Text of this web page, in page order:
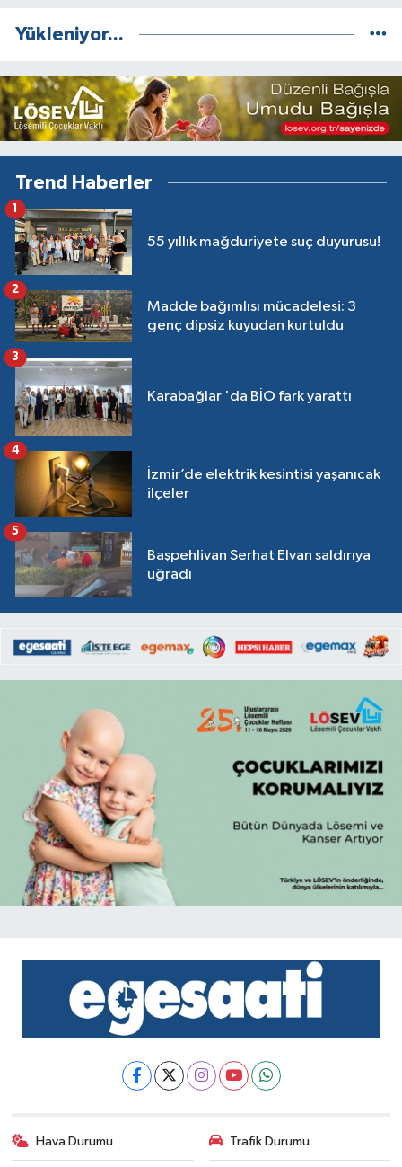
Yükleniyor...
Trend Haberler
55 yıllık mağduriyete suç duyurusu!
1
Madde bağımlısı mücadelesi: 3
genç dipsiz kuyudan kurtuldu
2
Karabağlar 'da BİO fark yarattı
3
İzmir’de elektrik kesintisi yaşanıcak
ilçeler
4
Başpehlivan Serhat Elvan saldırıya
uğradı
5
Hava Durumu Trafik Durumu